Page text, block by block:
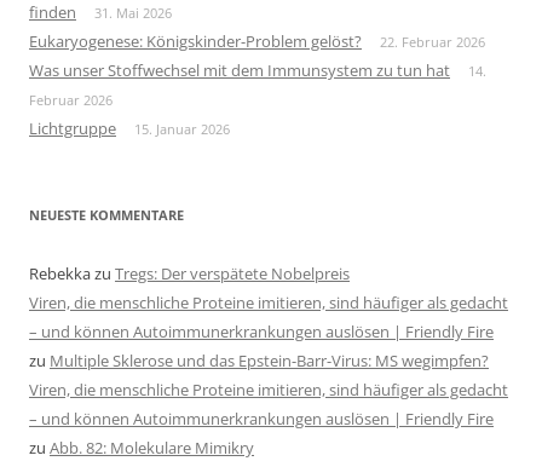
finden
31. Mai 2026
Eukaryogenese: Königskinder-Problem gelöst? 22. Februar 2026
Was unser Stoffwechsel mit dem Immunsystem zu tun hat
14.
Februar 2026
Lichtgruppe 15. Januar 2026
NEUESTE KOMMENTARE
Rebekkazu Tregs: Der verspätete Nobelpreis
Viren, die menschliche Proteine imitieren, sind häufiger als gedacht
– und können Autoimmunerkrankungen auslösen | Friendly Fire
zu Multiple Sklerose und das Epstein-Barr-Virus: MS wegimpfen?
Viren, die menschliche Proteine imitieren, sind häufiger als gedacht
– und können Autoimmunerkrankungen auslösen | Friendly Fire
zu Abb. 82: Molekulare Mimikry